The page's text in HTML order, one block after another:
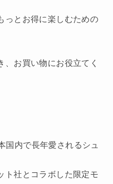
っとお得に楽しむための
、お買い物にお役立てく
国内で長年愛されるシュ
ト社とコラボした限定モ